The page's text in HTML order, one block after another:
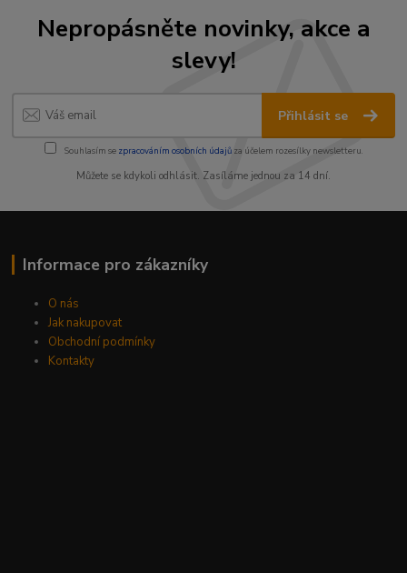
Nepropásněte novinky, akce a
slevy!
Přihlásit se
Souhlasím se zpracováním osobních údajůza účelem rozesílky newsletteru.
Můžete se kdykoli odhlásit. Zasíláme jednou za 14 dní.
Informace pro zákazníky
O nás
Jak nakupovat
Obchodní podmínky
Kontakty